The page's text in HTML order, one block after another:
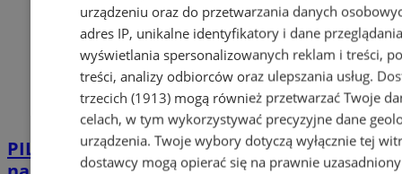
PILNE
Zderzenie motocykla z samochodem
urządzeniu oraz do przetwarzania danych
adres IP, unikalne identyfikatory i dane
wyświetlania spersonalizowanych reklam i treści,
treści, analizy odbiorców oraz ulepszania usług.
trzecich (1913)mogą również przetwarzać Twoje
celach, w tym wykorzystywać precyzyjne dane
urządzenia. Twoje wybory dotyczą wyłącznie tej
dostawcy mogą opierać się na prawnie